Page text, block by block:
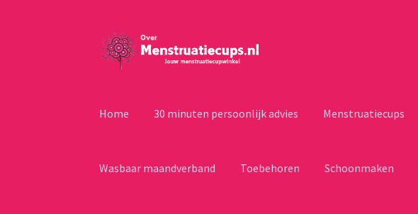
Ga
door
naar
Ga
naar
Home 30 minuten persoonlijk advies Menstruatiecups
Wasbaar maandverband Toebehoren Schoonmaken